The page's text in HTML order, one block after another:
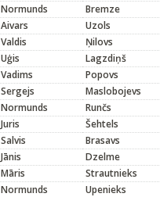
Normunds Bremze
Aivars Uzols
Valdis Ņilovs
Uģis Lagzdiņš
Vadims Popovs
Sergejs Maslobojevs
Normunds Runčs
Juris Šehtels
Salvis Brasavs
Jānis Dzelme
Māris Strautnieks
Normunds Upenieks